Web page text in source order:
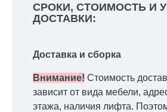
СРОКИ, СТОИМОСТЬ И
ДОСТАВКИ:
Доставка и сборка
Внимание! Стоимость
зависит от вида мебели,
этажа, наличия лифта.